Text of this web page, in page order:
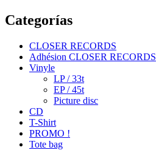
Categorías
CLOSER RECORDS
Adhésion CLOSER RECORDS
Vinyle
LP / 33t
EP / 45t
Picture disc
CD
T-Shirt
PROMO !
Tote bag